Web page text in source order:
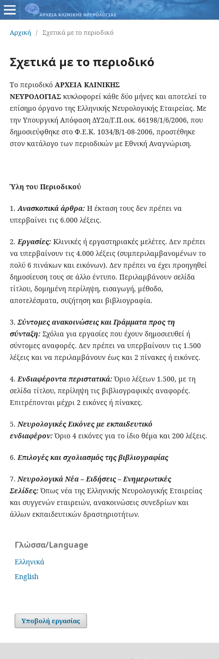
Αρχική / Σχετικά με το περιοδικό
Σχετικά με το περιοδικό
Το περιοδικό ΑΡΧΕΙΑ ΚΛΙΝΙΚΗΣ
ΝΕΥΡΟΛΟΓΙΑΣκυκλοφορεί κάθε δύο μήνες και αποτελεί το
επίσημο όργανο της Ελληνικής Νευρολογικής Εταιρείας. Με
την Υπουργική Απόφαση ΔΥ2α/Γ.Π.οικ. 66198/1/6/2006, που
δημοσιεύφθηκε στο Φ.Ε.Κ. 1034/Β/1-08-2006, προστέθηκε
στον κατάλογο των περιοδικών με Εθνική Αναγνώριση.
Ύλη του Περιοδικού
1.Ανασκοπικά άρθρα: H έκταση τους δεν πρέπει να
υπερβαίνει τις 6.000 λέξεις.
2.Eργασίες: Κλινικές ή εργαστηριακές μελέτες. Δεν πρέπει
να υπερβαίνουν τις 4.000 λέξεις (συμπεριλαμβανομένων το
πολύ 6 πινάκων και εικόνων). Δεν πρέπει να έχει προηγηθεί
δημοσίευση τους σε άλλο έντυπο. Περιλαμβάνουν σελίδα
τίτλου, δομημένη περίληψη, εισαγωγή, μέθοδο,
αποτελέσματα, συζήτηση και βιβλιογραφία.
3.Σύντομες ανακοινώσεις και Γράμματα προς τη
σύνταξη: Σχόλια για εργασίες που έχουν δημοσιευθεί ή
σύντομες αναφορές. Δεν πρέπει να υπερβαίνουν τις 1.500
λέξεις και να περιλαμβάνουν έως και 2 πίνακες ή εικόνες.
4.Ενδιαφέροντα περιστατικά: Όριο λέξεων 1.500, με τη
σελίδα τίτλου, περίληψη τις βιβλιογραφικές αναφορές.
Επιτρέπονται μέχρι 2 εικόνες ή πίνακες.
5.Νευρολογικές Εικόνες με εκπαιδευτικό
ενδιαφέρον: Όριο 4 εικόνες για το ίδιο θέμα και 200 λέξεις.
6.Επιλογές και σχολιασμός της βιβλιογραφίας
7.Νευρολογικά Νέα – Ειδήσεις – Ενημερωτικές
Σελίδες:Όπως νέα της Ελληνικής Νευρολογικής Εταιρείας
και συγγενών εταιρειών, ανακοινώσεις συνεδρίων και
άλλων εκπαιδευτικών δραστηριοτήτων.
Γλώσσα/Language
Ελληνικά
English
Υποβολή εργασίας